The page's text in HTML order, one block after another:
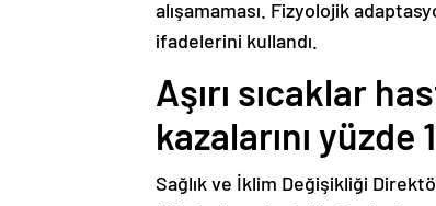
alışamaması. Fizyolojik
ifadelerini kullandı.
Aşırı sıcaklar
kazalarını yüzde
Sağlık ve İklim Değişikliği